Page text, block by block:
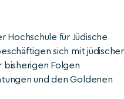
Hochschule für Jüdische
sich mit
bisherigen Folgen
und den Goldenen